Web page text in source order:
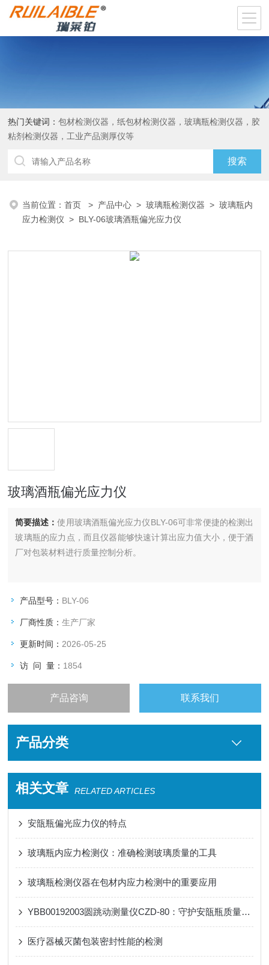
热门关键词：包材检测仪器，纸包材检测仪器，玻璃瓶检测仪器，胶
粘剂检测仪器，工业产品测厚仪等
当前位置：首页 > 产品中心 >玻璃瓶检测仪器 >玻璃瓶内
应力检测仪 > BLY-06玻璃酒瓶偏光应力仪
玻璃酒瓶偏光应力仪
简要描述：使用玻璃酒瓶偏光应力仪BLY-06可非常便捷的检测出
玻璃瓶的应力点，而且仪器能够快速计算出应力值大小，便于酒
厂对包装材料进行质量控制分析。
产品型号： BLY-06
厂商性质：生产厂家
更新时间： 2026-05-25
访 问 量： 1854
产品咨询 联系我们
产品分类
相关文章 RELATED ARTICLES
安瓿瓶偏光应力仪的特点
玻璃瓶内应力检测仪：准确检测玻璃质量的工具
玻璃瓶检测仪器在包材内应力检测中的重要应用
YBB00192003圆跳动测量仪CZD-80：守护安瓿瓶质量，筑牢药品安全防线
医疗器械灭菌包装密封性能的检测